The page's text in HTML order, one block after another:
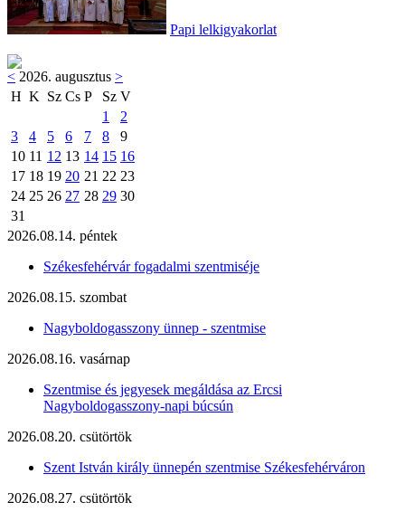
Papi lelkigyakorlat
< 2026. augusztus >
H K Sz Cs P Sz V
1
2
3
4 5 6 7 8
9
10 11 12 13 14 15 16
17 18 19 20 21 22 23
24 25 26 27 28 29 30
31
2026.08.14. péntek
Székesfehérvár fogadalmi szentmiséje
2026.08.15. szombat
Nagyboldogasszony ünnep - szentmise
2026.08.16. vasárnap
Szentmise és jegyesek megáldása az Ercsi
Nagyboldogasszony-napi búcsún
2026.08.20. csütörtök
Szent István király ünnepén szentmise Székesfehérváron
2026.08.27. csütörtök